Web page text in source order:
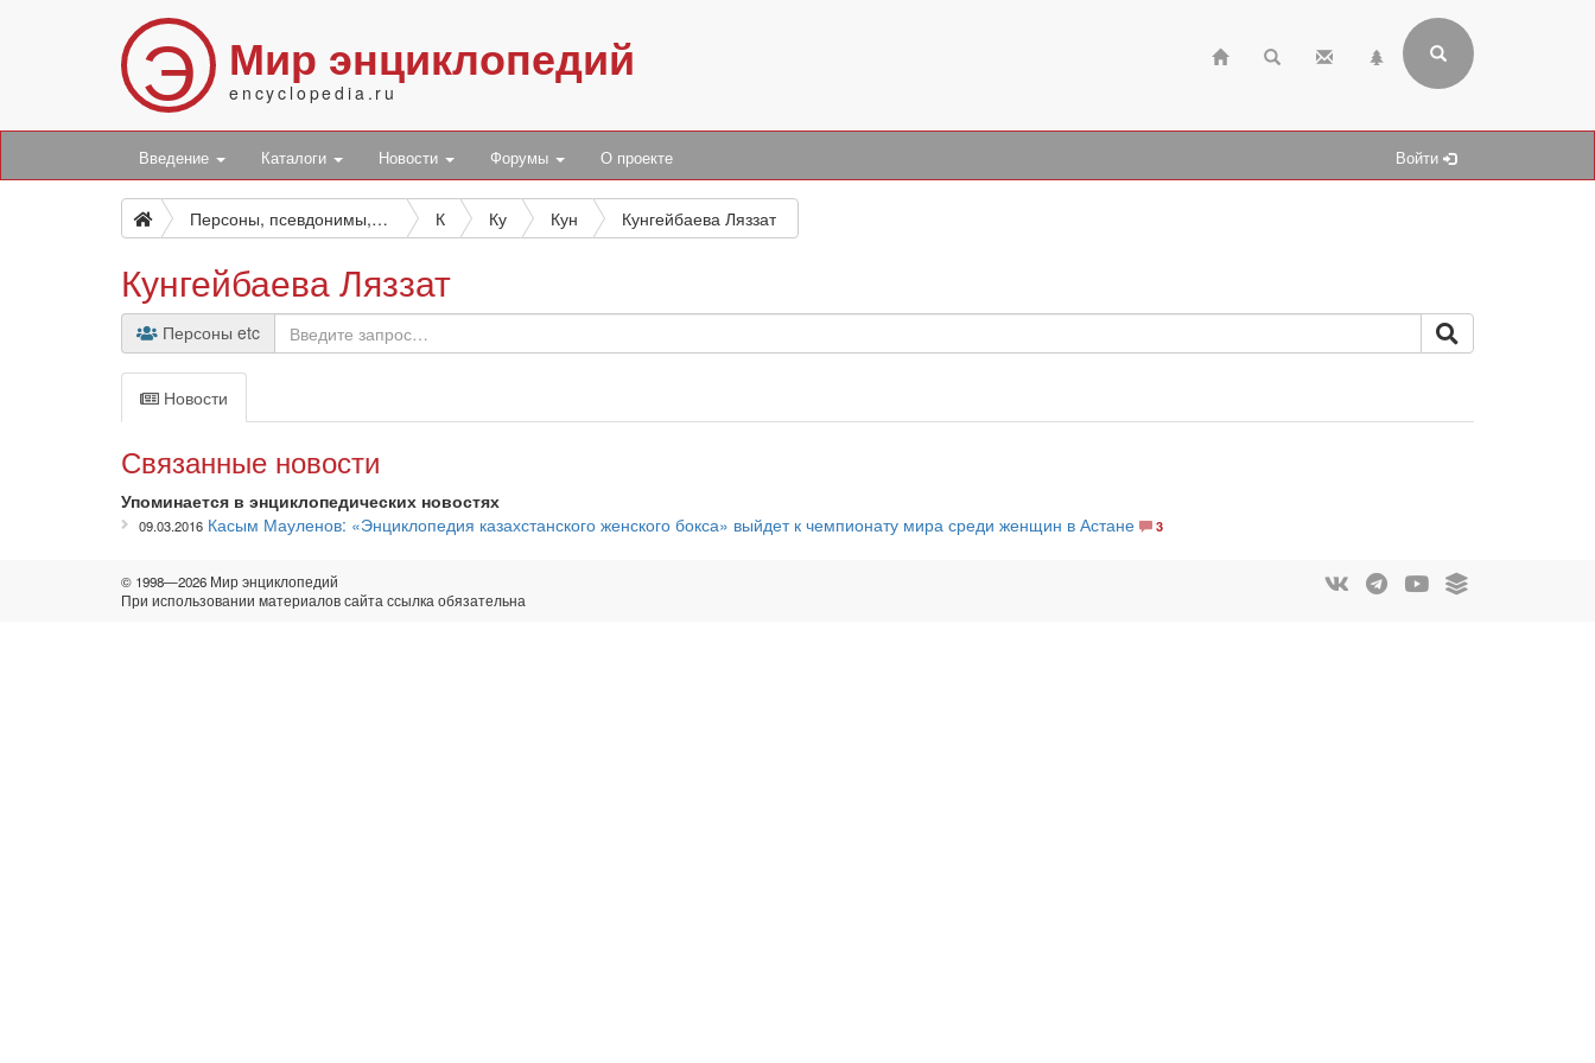
Э Мир энциклопедий
encyclopedia.ru
Введение Каталоги Новости Форумы О проекте Войти
Персоны, псевдонимы, персонажи и боты К Ку Кун Кунгейбаева Ляззат
Кунгейбаева Ляззат
Персоны etc
Новости
Связанные новости
Упоминается в энциклопедических новостях
09.03.2016 Касым Мауленов: «Энциклопедия казахстанского женского бокса» выйдет к чемпионату мира среди женщин в Астане 3
© 1998—2026 Мир энциклопедий
При использовании материалов сайта ссылка обязательна